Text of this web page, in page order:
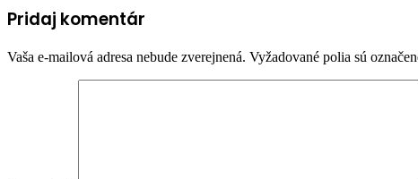
Pridaj komentár
Vaša e-mailová adresa nebude zverejnená. Vyžadované polia sú